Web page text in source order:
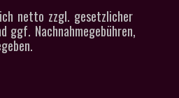
netto zzgl. gesetzlicher
ggf. Nachnahmegebühren,